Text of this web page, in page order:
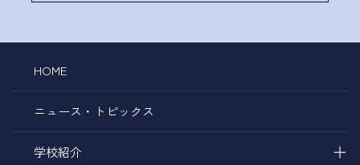
HOME
ニュース・トピックス
学校紹介 ＋